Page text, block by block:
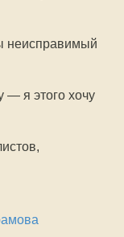
неисправимый
— я этого хочу